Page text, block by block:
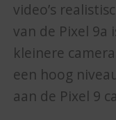
video’s
van de Pixel 9a
kleinere
een hoog
aan de Pixel 9